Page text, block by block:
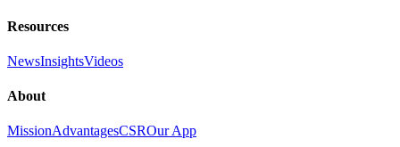
Resources
NewsInsightsVideos
About
MissionAdvantagesCSROur App